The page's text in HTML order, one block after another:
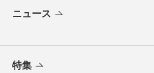
ニュース
特集